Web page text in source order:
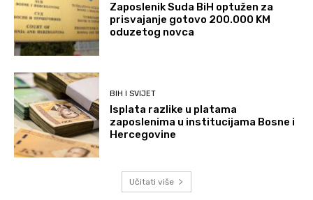
Zaposlenik Suda BiH optužen za
prisvajanje gotovo 200.000 KM
oduzetog novca
BIH I SVIJET
Isplata razlike u platama
zaposlenima u institucijama Bosne i
Hercegovine
Učitati više